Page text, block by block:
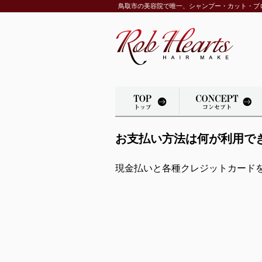
鳥取市の美容院で唯一、シャンプー・カット・
お支払い方法は何が利用で
現金払いと各種クレジットカード